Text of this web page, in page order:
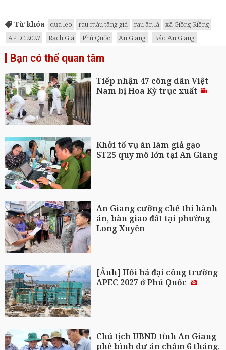
Từ khóa dưa leo rau màu tăng giá rau ăn lá
xã Giồng Riềng
APEC 2027
Rạch Giá Phú Quốc An Giang Báo An Giang
Bạn có thể quan tâm
Tiếp nhận 47 công dân Việt
Nam bị Hoa Kỳ trục xuất
Khởi tố vụ án làm giả gạo
ST25 quy mô lớn tại An Giang
An Giang cưỡng chế thi hành
án, bàn giao đất tại phường
Long Xuyên
[Ảnh] Hối hả đại công trường
APEC 2027 ở Phú Quốc
Chủ tịch UBND tỉnh An Giang
phê bình dự án chậm 6 tháng,